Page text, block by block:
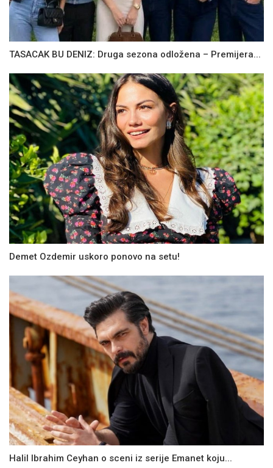
TASACAK BU DENIZ: Druga sezona odložena – Premijera...
Demet Ozdemir uskoro ponovo na setu!
Halil Ibrahim Ceyhan o sceni iz serije Emanet koju...